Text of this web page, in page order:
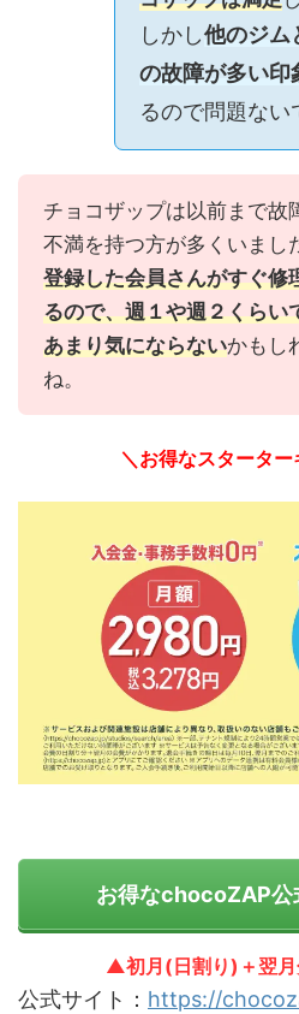
しかし他のジム
の故障が多い印
るので問題ない
チョコザップは以前まで故
不満を持つ方が多くいまし
登録した会員さんがすぐ修
るので、週１や週２くらい
あまり気にならないかもし
ね。
＼お得なスターター
お得なchocoZAP公
▲初月(日割り)＋翌
公式サイト： https://